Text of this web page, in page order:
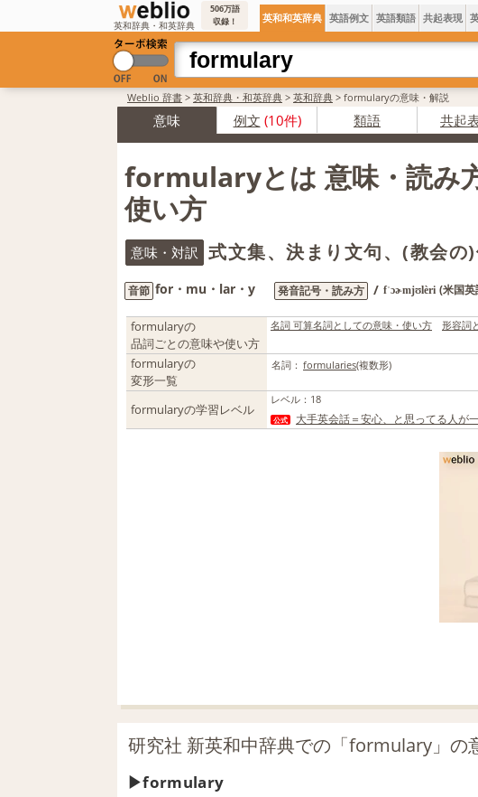
英和辞典・和英辞典
506万語
収録！
英和和英辞典 英語例文 英語類語 共起表現
Weblio 辞書 > 英和辞典・和英辞典 > 英和辞典 > formularyの意味・解説
意味 例文 (10件) 類語 共起
formularyとは 意味・読み
使い方
意味・対訳 式文集、決まり文句、(教会の
音節 for・mu・lar・y 発音記号・読み方 / fˈɔɚmjʊlèri (米国英
formularyの
品詞ごとの意味や使い方
名詞 可算名詞としての意味・使い方 形容詞
formularyの
変形一覧
名詞： formularies(複数形)
formularyの学習レベル
レベル ： 18
公式 大手英会話＝安心、と思ってる人が
研究社 新英和中辞典での「formulary」の
formulary